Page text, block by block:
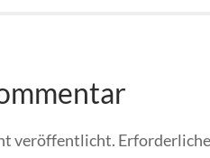
veröffentlicht.